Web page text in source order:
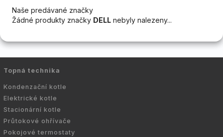
Naše predávané značky
Žádné produkty značky DELL nebyly nalezeny...
Topná technika
Kondenzační kotle
Elektrické kotle
Stacionární kotle
Průtokové ohřívače
Pokojové termostaty